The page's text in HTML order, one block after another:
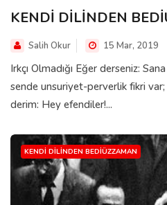
KENDİ DİLİNDEN
Salih Okur 15 Mar, 2019
Irkçı Olmadığı Eğer derseniz:
sende unsuriyet-perverlik fikri
derim: Hey efendiler!...
KENDI DILINDEN BEDIÜZZAMAN